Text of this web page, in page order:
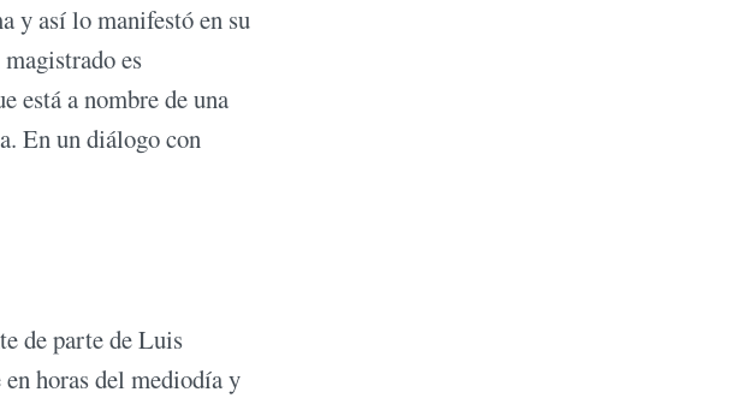
y así lo manifestó en su
es
está a nombre de una
En un diálogo con
de parte de Luis
horas del mediodía y